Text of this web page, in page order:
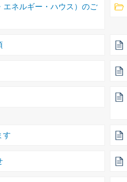
ネルギー・ハウス）のご
す